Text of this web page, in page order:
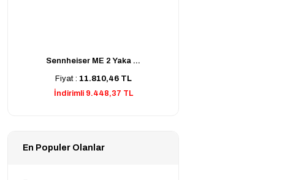
Sennheiser ME 2 Yaka ...
Fiyat : 11.810,46 TL
İndirimli 9.448,37 TL
En Populer Olanlar